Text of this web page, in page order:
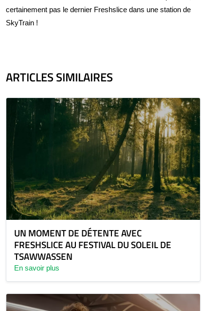
certainement pas le dernier Freshslice dans une station de
SkyTrain !
ARTICLES SIMILAIRES
UN MOMENT DE DÉTENTE AVEC
FRESHSLICE AU FESTIVAL DU SOLEIL DE
TSAWWASSEN
En savoir plus